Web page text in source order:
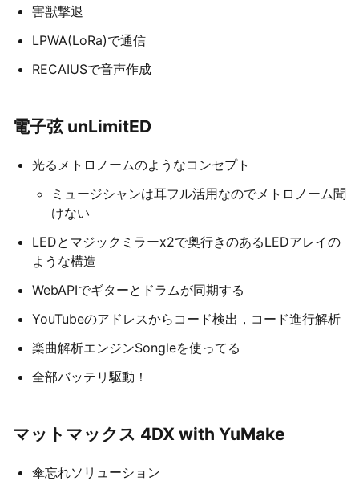
害獣撃退
LPWA(LoRa)で通信
RECAIUSで音声作成
電子弦 unLimitED
光るメトロノームのようなコンセプト
ミュージシャンは耳フル活用なのでメトロノーム聞
けない
LEDとマジックミラーx2で奥行きのあるLEDアレイの
ような構造
WebAPIでギターとドラムが同期する
YouTubeのアドレスからコード検出，コード進行解析
楽曲解析エンジンSongleを使ってる
全部バッテリ駆動！
マットマックス 4DX with YuMake
傘忘れソリューション